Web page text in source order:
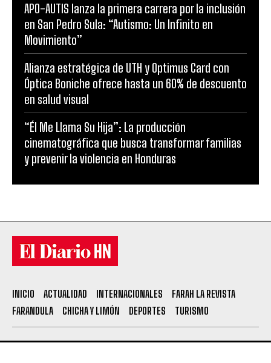
APO-AUTIS lanza la primera carrera por la inclusión
en San Pedro Sula: “Autismo: Un Infinito en
Movimiento”
Alianza estratégica de UTH y Optimus Card con
Óptica Boniche ofrece hasta un 60% de descuento
en salud visual
“Él Me Llama Su Hija”: La producción
cinematográfica que busca transformar familias
y prevenir la violencia en Honduras
INICIO ACTUALIDAD INTERNACIONALES
FARAH LA REVISTA
FARANDULA
CHICHA Y LIMÓN DEPORTES TURISMO